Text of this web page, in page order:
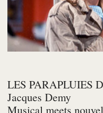
LES PARAPLUIES
Jacques Demy
Musical meets